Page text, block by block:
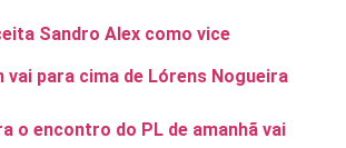
Sandro Alex como vice
vai para cima de Lórens Nogueira
o encontro do PL de amanhã vai